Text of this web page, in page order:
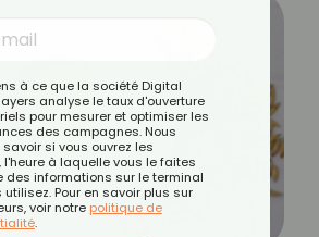
à ce que la société Digital
analyse le taux d'ouverture
pour mesurer et optimiser les
des campagnes. Nous
si vous ouvrez les
l'heure à laquelle vous le faites
des informations sur le terminal
utilisez. Pour en savoir plus sur
voir notre politique de
.